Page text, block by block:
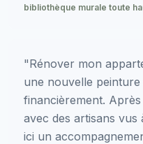
bibliothèque murale toute
"Rénover mon
une nouvelle
financièrement.
avec des artisans
ici un